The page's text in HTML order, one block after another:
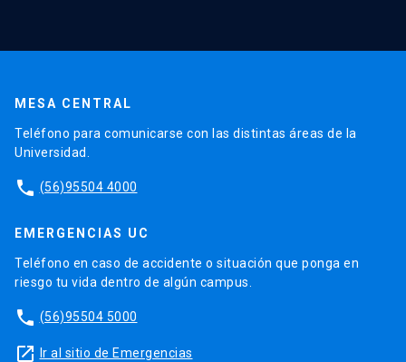
MESA CENTRAL
Teléfono para comunicarse con las distintas áreas de la
Universidad.
phone (56)95504 4000
EMERGENCIAS UC
Teléfono en caso de accidente o situación que ponga en
riesgo tu vida dentro de algún campus.
phone (56)95504 5000
launch Ir al sitio de Emergencias